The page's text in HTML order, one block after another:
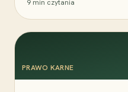
9 min czytania
PRAWO KARNE